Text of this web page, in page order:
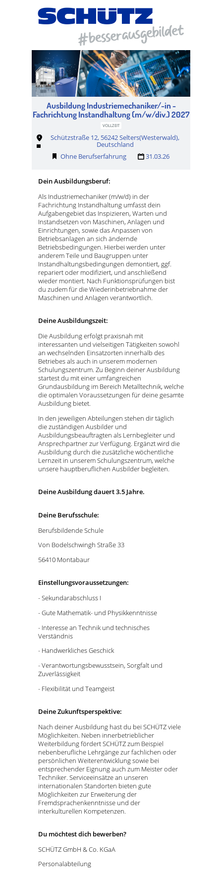
Ausbildung Industriemechaniker/-in -
Fachrichtung Instandhaltung (m/w/div.) 2027
VOLLZEIT
Schützstraße 12, 56242 Selters(Westerwald),
Deutschland
Ohne Berufserfahrung
31.03.26
Dein Ausbildungsberuf:
Als Industriemechaniker (m/w/d) in der
Fachrichtung Instandhaltung umfasst dein
Aufgabengebiet das Inspizieren, Warten und
Instandsetzen von Maschinen, Anlagen und
Einrichtungen, sowie das Anpassen von
Betriebsanlagen an sich ändernde
Betriebsbedingungen. Hierbei werden unter
anderem Teile und Baugruppen unter
Instandhaltungsbedingungen demontiert, ggf.
repariert oder modifiziert, und anschließend
wieder montiert. Nach Funktionsprüfungen bist
du zudem für die Wiederinbetriebnahme der
Maschinen und Anlagen verantwortlich.
Deine Ausbildungszeit:
Die Ausbildung erfolgt praxisnah mit
interessanten und vielseitigen Tätigkeiten sowohl
an wechselnden Einsatzorten innerhalb des
Betriebes als auch in unserem modernen
Schulungszentrum. Zu Beginn deiner Ausbildung
startest du mit einer umfangreichen
Grundausbildung im Bereich Metalltechnik, welche
die optimalen Voraussetzungen für deine gesamte
Ausbildung bietet.
In den jeweiligen Abteilungen stehen dir täglich
die zuständigen Ausbilder und
Ausbildungsbeauftragten als Lernbegleiter und
Ansprechpartner zur Verfügung. Ergänzt wird die
Ausbildung durch die zusätzliche wöchentliche
Lernzeit in unserem Schulungszentrum, welche
unsere hauptberuflichen Ausbilder begleiten.
Deine Ausbildung dauert 3.5 Jahre.
Deine Berufsschule:
Berufsbildende Schule
Von Bodelschwingh Straße 33
56410 Montabaur
Einstellungsvoraussetzungen:
- Sekundarabschluss I
- Gute Mathematik- und Physikkenntnisse
- Interesse an Technik und technisches
Verständnis
- Handwerkliches Geschick
- Verantwortungsbewusstsein, Sorgfalt und
Zuverlässigkeit
- Flexibilität und Teamgeist
Deine Zukunftsperspektive:
Nach deiner Ausbildung hast du bei SCHÜTZ viele
Möglichkeiten. Neben innerbetrieblicher
Weiterbildung fördert SCHÜTZ zum Beispiel
nebenberufliche Lehrgänge zur fachlichen oder
persönlichen Weiterentwicklung sowie bei
entsprechender Eignung auch zum Meister oder
Techniker. Serviceeinsätze an unseren
internationalen Standorten bieten gute
Möglichkeiten zur Erweiterung der
Fremdsprachenkenntnisse und der
interkulturellen Kompetenzen.
Du möchtest dich bewerben?
SCHÜTZ GmbH & Co. KGaA
Personalabteilung